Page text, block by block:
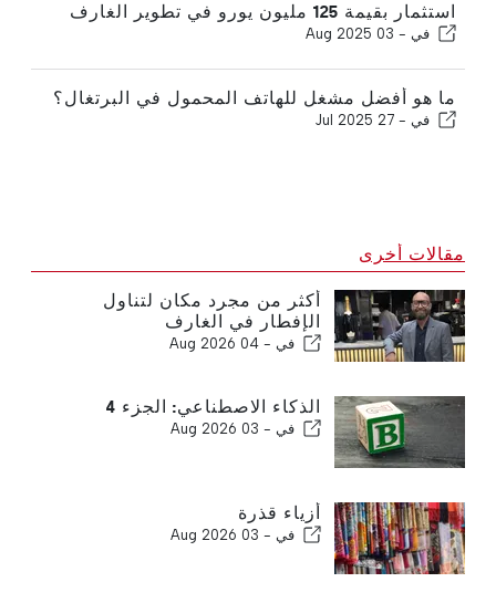
استثمار بقيمة 125 مليون يورو في تطوير الغارف
في - 03 Aug 2025
ما هو أفضل مشغل للهاتف المحمول في البرتغال؟
في - 27 Jul 2025
مقالات أخرى
أكثر من مجرد مكان لتناول
الإفطار في الغارف
في - 04 Aug 2026
الذكاء الاصطناعي: الجزء 4
في - 03 Aug 2026
أزياء قذرة
في - 03 Aug 2026